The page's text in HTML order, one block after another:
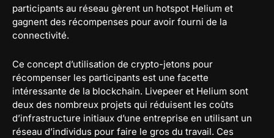
participants au réseau gèrent un hotspot Helium et
gagnent des récompenses pour avoir fourni de la
connectivité.
Ce concept d’utilisation de crypto-jetons pour
récompenser les participants est une facette
intéressante de la blockchain. Livepeer et Helium sont
deux des nombreux projets qui réduisent les coûts
d’infrastructure initiaux d’une entreprise en utilisant un
réseau d’individus pour faire le gros du travail. Ces